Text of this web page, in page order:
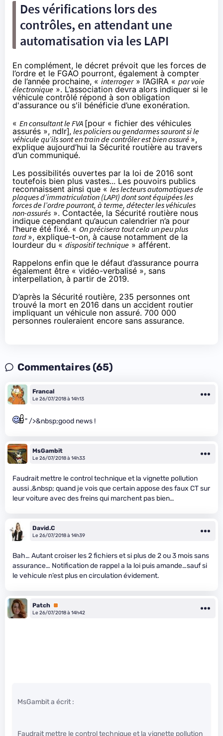
Des vérifications lors des
contrôles, en attendant une
automatisation via les LAPI
En complément, le décret prévoit que les forces de
l’ordre et le FGAO pourront, également à compter
de l’année prochaine, « interroger» l’AGIRA « par voie
électronique». L’association devra alors indiquer si le
véhicule contrôlé répond à son obligation
d'assurance ou s'il bénéficie d’une exonération.
« En consultant le FVA [pour « fichier des véhicules
assurés », ndlr], les policiers ou gendarmes sauront si le
véhicule qu’ils sont en train de contrôler est bien assuré »,
explique aujourd’hui la Sécurité routière au travers
d’un communiqué.
Les possibilités ouvertes par la loi de 2016 sont
toutefois bien plus vastes... Les pouvoirs publics
reconnaissent ainsi que « les lecteurs automatiques de
plaques d’immatriculation (LAPI) dont sont équipées les
forces de l’ordre pourront, à terme, détecter les véhicules
non-assurés ». Contactée, la Sécurité routière nous
indique cependant qu’aucun calendrier n’a pour
l’heure été fixé. « On précisera tout cela un peu plus
tard », explique-t-on, à cause notamment de la
lourdeur du « dispositif technique » afférent.
Rappelons enfin que le défaut d’assurance pourra
également être « vidéo-verbalisé », sans
interpellation, à partir de 2019.
D’après la Sécurité routière, 235 personnes ont
trouvé la mort en 2016 dans un accident routier
impliquant un véhicule non assuré. 700 000
personnes rouleraient encore sans assurance.
Commentaires (65)
Francal
Le 26/07/2018 à 14h13
" />&nbsp;good news !
MsGambit
Le 26/07/2018 à 14h33
Faudrait mettre le control technique et la vignette pollution
aussi ,&nbsp; quand je vois que certain appose des faux CT sur
leur voiture avec des freins qui marchent pas bien…
David.C
Le 26/07/2018 à 14h39
Bah… Autant croiser les 2 fichiers et si plus de 2 ou 3 mois sans
assurance… Notification de rappel a la loi puis amande…sauf si
le vehicule n’est plus en circulation évidement.
Patch Premium
Le 26/07/2018 à 14h42
MsGambit a écrit :
Faudrait mettre le control technique et la vignette pollution